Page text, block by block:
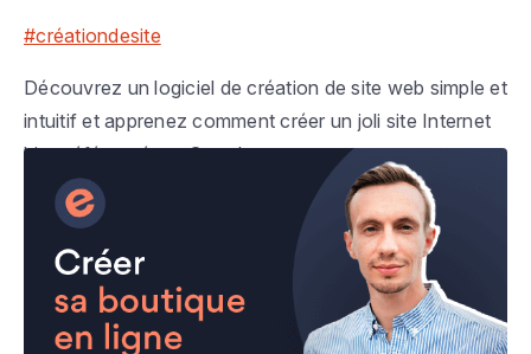
#créationdesite
Découvrez un logiciel de création de site web simple et
intuitif et apprenez comment créer un joli site Internet
bien référencé sur Google.